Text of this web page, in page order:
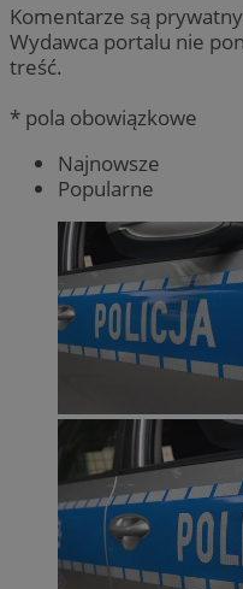
Komentarze są
Wydawca portalu nie
treść.
* pola obowiązkowe
Najnowsze
Popularne